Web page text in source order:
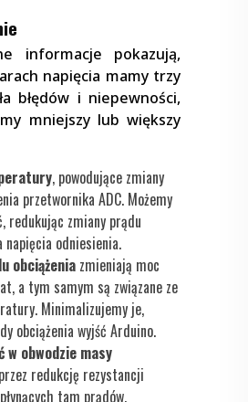
informacje pokazują,
napięcia mamy trzy
błędów i niepewności,
mniejszy lub większy
, powodujące zmiany
przetwornika ADC. Możemy
redukując zmiany prądu
napięcia odniesienia.
obciążenia zmieniają moc
a tym samym są związane ze
Minimalizujemy je,
obciążenia wyjść Arduino.
w obwodzie masy
redukcję rezystancji
tam prądów.